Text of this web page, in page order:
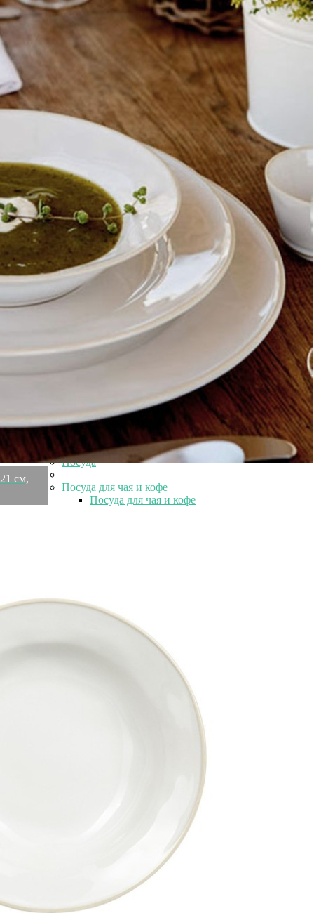
см,
Элитные покрывала
Элитная мебель
Элитная мебель
Элитные шкафы
Элитные пуфы
Элитные банкетки
Элитные диваны
Элитные диваны
Элитные велюровые диваны
Элитные кожаные диваны
Элитные комоды
Элитные консоли
Элитные кресла
Элитные кровати
Элитные матрасы
Элитная мебель для столовой
Элитные журнальные столики
Элитные журнальные столики
Элитные стеклянные столики
Элитные металлические столики
Элитные обеденные столы
Элитные стулья
Элитные тумбы
Элитные шкуры и меховые изделия
Элитные шкуры и меховые изделия
Элитные ароматы для дома
Элитные ароматы для дома
Элитные арома-спреи
Элитные ароматические свечи
Посуда
Посуда
Посуда для чая и кофе
Посуда для чая и кофе
Чешские чайные сервизы
Чайные сервизы на 6 персон
Фарфоровые чайные сервизы
Чайные наборы
Чайные наборы
Чайные наборы в коробке
Чайные наборы с чашками 250 мл
Чайные наборы Lefard
Белые чайные наборы
Подарочные чайные наборы
Чайные наборы на 4 персоны
Чайные наборы на 6 персон
Фарфоровые чайные наборы
Керамические чайные наборы
Сервизы кофейные
Кофейные сервизы на 6 персон
Фарфоровые кофейные сервизы
Кофейные сервизы из Китая
Кофейные наборы